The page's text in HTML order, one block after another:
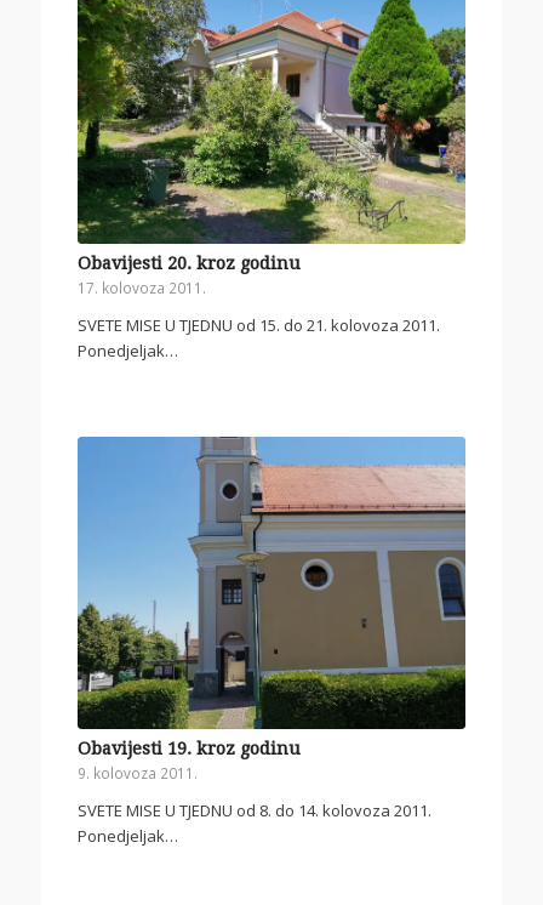
Obavijesti 20. kroz godinu
17. kolovoza 2011.
SVETE MISE U TJEDNU od 15. do 21. kolovoza 2011.
Ponedjeljak…
Obavijesti 19. kroz godinu
9. kolovoza 2011.
SVETE MISE U TJEDNU od 8. do 14. kolovoza 2011.
Ponedjeljak…